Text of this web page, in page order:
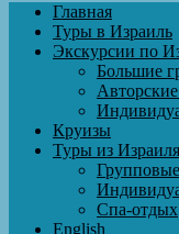
Главная
Туры в Израиль
Экскурсии по
Большие
Круизы
Туры из Израиля
Спа-отдых
English